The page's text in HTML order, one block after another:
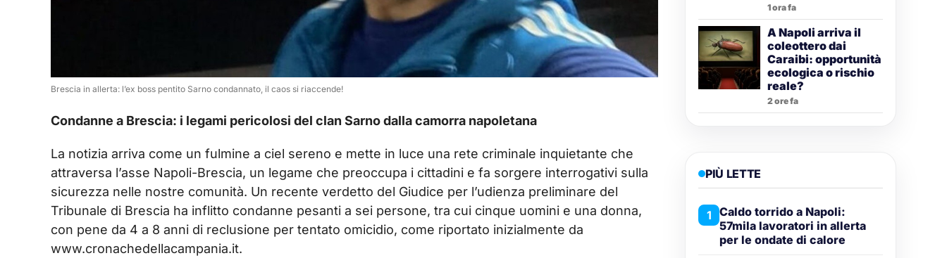
Brescia in allerta: l’ex boss pentito Sarno condannato, il caos si riaccende!
Condanne a Brescia: i legami pericolosi del clan Sarno dalla camorra napoletana
La notizia arriva come un fulmine a ciel sereno e mette in luce una rete criminale inquietante che
attraversa l’asse Napoli-Brescia, un legame che preoccupa i cittadini e fa sorgere interrogativi sulla
sicurezza nelle nostre comunità. Un recente verdetto del Giudice per l’udienza preliminare del
Tribunale di Brescia ha inflitto condanne pesanti a sei persone, tra cui cinque uomini e una donna,
con pene da 4 a 8 anni di reclusione per tentato omicidio, come riportato inizialmente da
www.cronachedellacampania.it.
1 ora fa
A Napoli arriva il
coleottero dai
Caraibi: opportunità
ecologica o rischio
reale?
2 ore fa
PIÙ LETTE
1 Caldo torrido a Napoli:
57mila lavoratori in allerta
per le ondate di calore